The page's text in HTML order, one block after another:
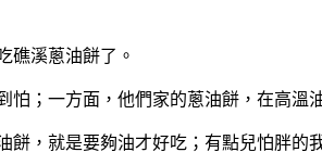
礁溪蔥油餅了。
怕；一方面，他們家的蔥油餅，在高溫
餅，就是要夠油才好吃；有點兒怕胖的